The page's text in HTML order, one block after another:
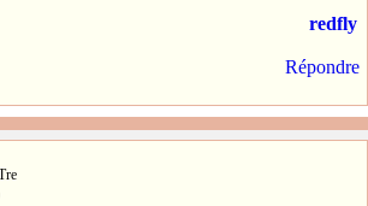
redfly
Répondre